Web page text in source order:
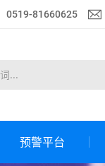
0519-81660625
预警平台